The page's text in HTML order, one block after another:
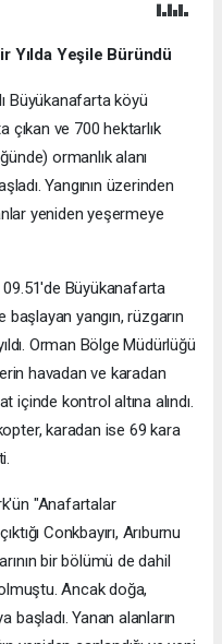
Yılda Yeşile Büründü
Büyükanafarta köyü
çıkan ve 700 hektarlık
ormanlık alanı
Yangının üzerinden
yeniden yeşermeye
Büyükanafarta
başlayan yangın, rüzgarın
Orman Bölge Müdürlüğü
havadan ve karadan
içinde kontrol altına alındı.
karadan ise 69 kara
"Anafartalar
Conkbayırı, Arıburnu
bir bölümü de dahil
Ancak doğa,
başladı. Yanan alanların